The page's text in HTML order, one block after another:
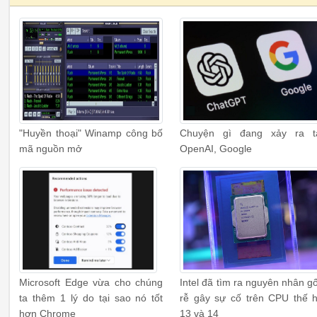
"Huyền thoại" Winamp công bố
mã nguồn mở
Chuyện gì đang xảy ra
OpenAI, Google
Microsoft Edge vừa cho chúng
ta thêm 1 lý do tại sao nó tốt
hơn Chrome
Intel đã tìm ra nguyên nhân
rễ gây sự cố trên CPU thế
13 và 14